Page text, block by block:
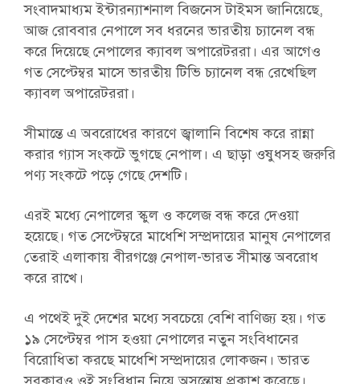
সংবাদমাধ্যম ইন্টারন্যাশনাল বিজনেস টাইমস জানিয়েছে,
আজ রোববার নেপালে সব ধরনের ভারতীয় চ্যানেল বন্ধ
করে দিয়েছে নেপালের ক্যাবল অপারেটররা। এর আগেও
গত সেপ্টেম্বর মাসে ভারতীয় টিভি চ্যানেল বন্ধ রেখেছিল
ক্যাবল অপারেটররা।
সীমান্তে এ অবরোধের কারণে জ্বালানি বিশেষ করে রান্না
করার গ্যাস সংকটে ভুগছে নেপাল। এ ছাড়া ওষুধসহ জরুরি
পণ্য সংকটে পড়ে গেছে দেশটি।
এরই মধ্যে নেপালের স্কুল ও কলেজ বন্ধ করে দেওয়া
হয়েছে। গত সেপ্টেম্বরে মাধেশি সম্প্রদায়ের মানুষ নেপালের
তেরাই এলাকায় বীরগঞ্জে নেপাল-ভারত সীমান্ত অবরোধ
করে রাখে।
এ পথেই দুই দেশের মধ্যে সবচেয়ে বেশি বাণিজ্য হয়। গত
১৯ সেপ্টেম্বর পাস হওয়া নেপালের নতুন সংবিধানের
বিরোধিতা করছে মাধেশি সম্প্রদায়ের লোকজন। ভারত